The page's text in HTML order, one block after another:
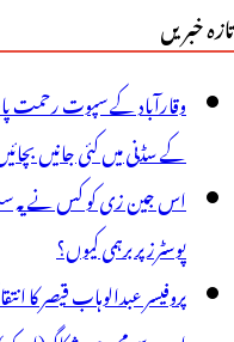
محروس
بہو
اس
آشنا
تازہ خبریں
وقارآباد کے سپوت رحمت
کے سڈنی میں کئی جانیں
اس جین زی کو کس نے یہ
پوسٹرز پر برہمی کیوں؟
پروفیسر عبدالوہاب قیصر کا